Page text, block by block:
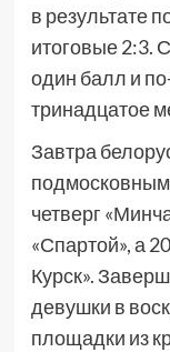
в результате
итоговые 2:3.
один балл и
тринадцатое
Завтра
четверг
«Спартой», а
Курск».
девушки в
площадки из